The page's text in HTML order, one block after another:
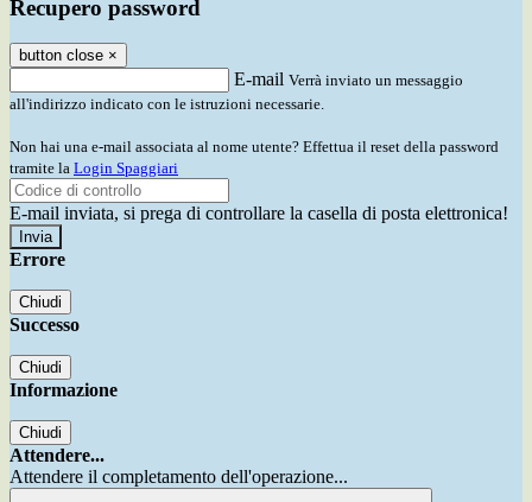
Recupero password
button close ×
E-mail Verrà inviato un messaggio
all'indirizzo indicato con le istruzioni necessarie.
Non hai una e-mail associata al nome utente? Effettua il reset della password
tramite la Login Spaggiari
E-mail inviata, si prega di controllare la casella di posta elettronica!
Errore
Chiudi
Successo
Chiudi
Informazione
Chiudi
Attendere...
Attendere il completamento dell'operazione...